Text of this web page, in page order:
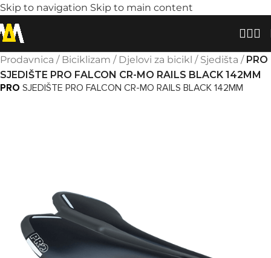
Skip to navigation Skip to main content
Prodavnica / Biciklizam / Djelovi za bicikl / Sjedišta / PRO
SJEDIŠTE PRO FALCON CR-MO RAILS BLACK 142MM
PRO SJEDIŠTE PRO FALCON CR-MO RAILS BLACK 142MM